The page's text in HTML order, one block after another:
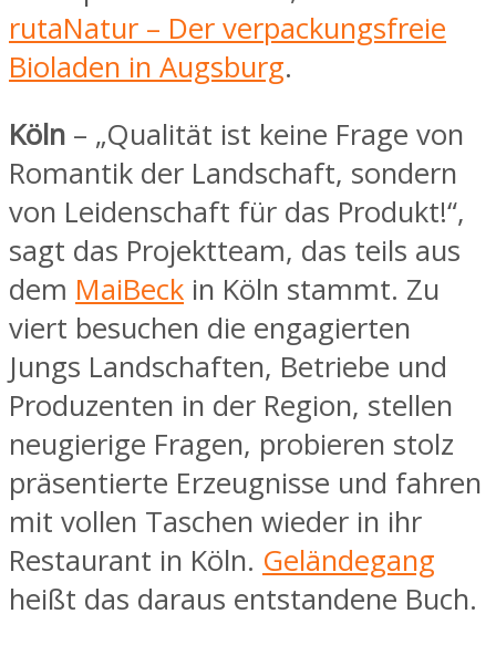
rutaNatur – Der verpackungsfreie
Bioladen in Augsburg.
Köln – „Qualität ist keine Frage von
Romantik der Landschaft, sondern
von Leidenschaft für das Produkt!“,
sagt das Projektteam, das teils aus
dem MaiBeck in Köln stammt. Zu
viert besuchen die engagierten
Jungs Landschaften, Betriebe und
Produzenten in der Region, stellen
neugierige Fragen, probieren stolz
präsentierte Erzeugnisse und fahren
mit vollen Taschen wieder in ihr
Restaurant in Köln. Geländegang
heißt das daraus entstandene Buch.